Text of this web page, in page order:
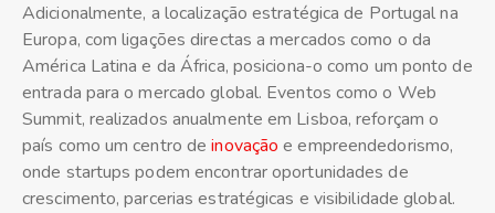
Adicionalmente, a localização estratégica de Portugal na
Europa, com ligações directas a mercados como o da
América Latina e da África, posiciona-o como um ponto de
entrada para o mercado global. Eventos como o Web
Summit, realizados anualmente em Lisboa, reforçam o
país como um centro deinovação e empreendedorismo,
onde startups podem encontrar oportunidades de
crescimento, parcerias estratégicas e visibilidade global.